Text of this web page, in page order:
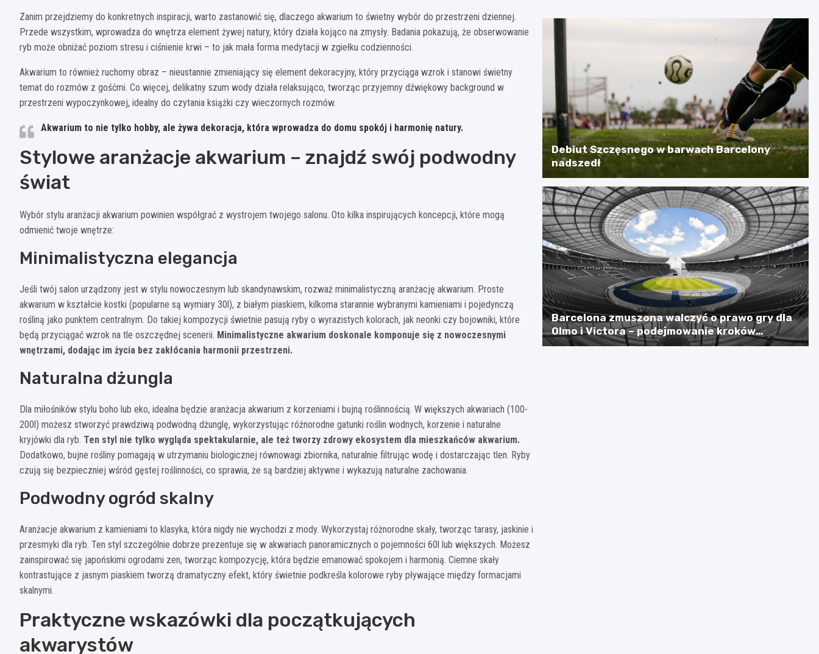
Zanim przejdziemy do konkretnych inspiracji, warto zastanowić się, dlaczego akwarium to świetny wybór do przestrzeni dziennej.
Przede wszystkim, wprowadza do wnętrza element żywej natury, który działa kojąco na zmysły. Badania pokazują, że obserwowanie
ryb może obniżać poziom stresu i ciśnienie krwi – to jak mała forma medytacji w zgiełku codzienności.
Akwarium to również ruchomy obraz – nieustannie zmieniający się element dekoracyjny, który przyciąga wzrok i stanowi świetny
temat do rozmów z gośćmi. Co więcej, delikatny szum wody działa relaksująco, tworząc przyjemny dźwiękowy background w
przestrzeni wypoczynkowej, idealny do czytania książki czy wieczornych rozmów.
Akwarium to nie tylko hobby, ale żywa dekoracja, która wprowadza do domu spokój i harmonię natury.
Stylowe aranżacje akwarium – znajdź swój podwodny
świat
Wybór stylu aranżacji akwarium powinien współgrać z wystrojem twojego salonu. Oto kilka inspirujących koncepcji, które mogą
odmienić twoje wnętrze:
Minimalistyczna elegancja
Jeśli twój salon urządzony jest w stylu nowoczesnym lub skandynawskim, rozważ minimalistyczną aranżację akwarium. Proste
akwarium w kształcie kostki (popularne są wymiary 30l), z białym piaskiem, kilkoma starannie wybranymi kamieniami i pojedynczą
rośliną jako punktem centralnym. Do takiej kompozycji świetnie pasują ryby o wyrazistych kolorach, jak neonki czy bojowniki, które
będą przyciągać wzrok na tle oszczędnej scenerii. Minimalistyczne akwarium doskonale komponuje się z nowoczesnymi
wnętrzami, dodając im życia bez zakłócania harmonii przestrzeni.
Naturalna dżungla
Dla miłośników stylu boho lub eko, idealna będzie aranżacja akwarium z korzeniami i bujną roślinnością. W większych akwariach (100-
200l) możesz stworzyć prawdziwą podwodną dżunglę, wykorzystując różnorodne gatunki roślin wodnych, korzenie i naturalne
kryjówki dla ryb. Ten styl nie tylko wygląda spektakularnie, ale też tworzy zdrowy ekosystem dla mieszkańców akwarium.
Dodatkowo, bujne rośliny pomagają w utrzymaniu biologicznej równowagi zbiornika, naturalnie filtrując wodę i dostarczając tlen. Ryby
czują się bezpieczniej wśród gęstej roślinności, co sprawia, że są bardziej aktywne i wykazują naturalne zachowania.
Podwodny ogród skalny
Aranżacje akwarium z kamieniami to klasyka, która nigdy nie wychodzi z mody. Wykorzystaj różnorodne skały, tworząc tarasy, jaskinie i
przesmyki dla ryb. Ten styl szczególnie dobrze prezentuje się w akwariach panoramicznych o pojemności 60l lub większych. Możesz
zainspirować się japońskimi ogrodami zen, tworząc kompozycję, która będzie emanować spokojem i harmonią. Ciemne skały
kontrastujące z jasnym piaskiem tworzą dramatyczny efekt, który świetnie podkreśla kolorowe ryby pływające między formacjami
skalnymi.
Praktyczne wskazówki dla początkujących
akwarystów
Debiut Szczęsnego w barwach Barcelony
nadszedł
Barcelona zmuszona walczyć o prawo gry dla
Olmo i Victora – podejmowanie kroków
prawnych jako ostatnia szansa